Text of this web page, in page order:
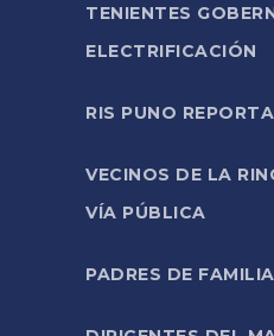
TENIENTES
ELECTRIFICACIÓN
RIS PUNO
VECINOS DE LA
VÍA PÚBLICA
PADRES DE